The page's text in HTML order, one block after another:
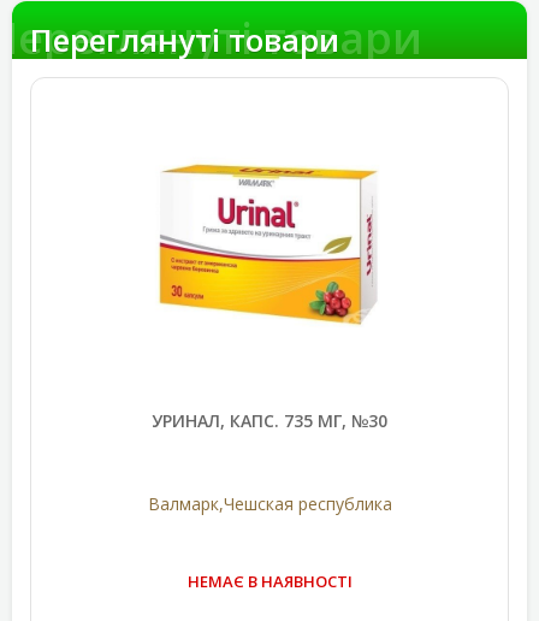
товари
Переглянуті товари
УРИНАЛ, КАПС. 735 МГ, №30
Валмарк,Чешская республика
НЕМАЄ В НАЯВНОСТІ